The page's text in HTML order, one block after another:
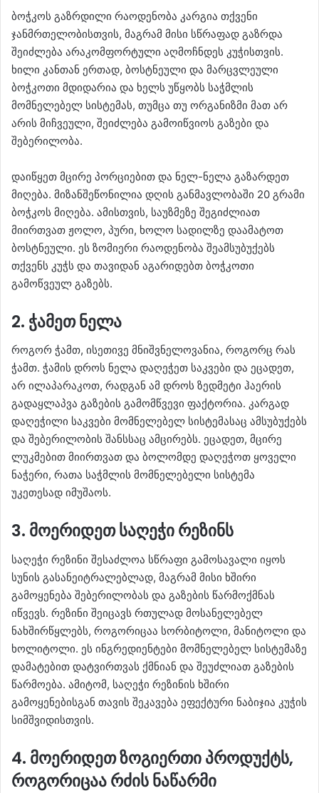
ბოჭკოს გაზრდილი რაოდენობა კარგია თქვენი
ჯანმრთელობისთვის, მაგრამ მისი სწრაფად გაზრდა
შეიძლება არაკომფორტული აღმოჩნდეს კუჭისთვის.
ხილი კანთან ერთად, ბოსტნეული და მარცვლეული
ბოჭკოთი მდიდარია და ხელს უწყობს საჭმლის
მომნელებელ სისტემას, თუმცა თუ ორგანიზმი მათ არ
არის მიჩვეული, შეიძლება გამოიწვიოს გაზები და
შებერილობა.
დაიწყეთ მცირე პორციებით და ნელ-ნელა გაზარდეთ
მიღება. მიზანშეწონილია დღის განმავლობაში 20 გრამი
ბოჭკოს მიღება. ამისთვის, საუზმეზე შეგიძლიათ
მიირთვათ ჟოლო, პური, ხოლო სადილზე დაამატოთ
ბოსტნეული. ეს ზომიერი რაოდენობა შეამსუბუქებს
თქვენს კუჭს და თავიდან აგარიდებთ ბოჭკოთი
გამოწვეულ გაზებს.
2. ჭამეთ ნელა
როგორ ჭამთ, ისეთივე მნიშვნელოვანია, როგორც რას
ჭამთ. ჭამის დროს ნელა დაღეჭეთ საკვები და ეცადეთ,
არ ილაპარაკოთ, რადგან ამ დროს ზედმეტი ჰაერის
გადაყლაპვა გაზების გამომწვევი ფაქტორია. კარგად
დაღეჭილი საკვები მომნელებელ სისტემასაც ამსუბუქებს
და შებერილობის შანსსაც ამცირებს. ეცადეთ, მცირე
ლუკმებით მიირთვათ და ბოლომდე დაღეჭოთ ყოველი
ნაჭერი, რათა საჭმლის მომნელებელი სისტემა
უკეთესად იმუშაოს.
3. მოერიდეთ საღეჭი რეზინს
საღეჭი რეზინი შესაძლოა სწრაფი გამოსავალი იყოს
სუნის გასანეიტრალებლად, მაგრამ მისი ხშირი
გამოყენება შებერილობას და გაზების წარმოქმნას
იწვევს. რეზინი შეიცავს რთულად მოსანელებელ
ნახშირწყლებს, როგორიცაა სორბიტოლი, მანიტოლი და
ხოლიტოლი. ეს ინგრედიენტები მომნელებელ სისტემაზე
დამატებით დატვირთვას ქმნიან და შეუძლიათ გაზების
წარმოება. ამიტომ, საღეჭი რეზინის ხშირი
გამოყენებისგან თავის შეკავება ეფექტური ნაბიჯია კუჭის
სიმშვიდისთვის.
4. მოერიდეთ ზოგიერთი პროდუქტს,
როგორიცაა რძის ნაწარმი